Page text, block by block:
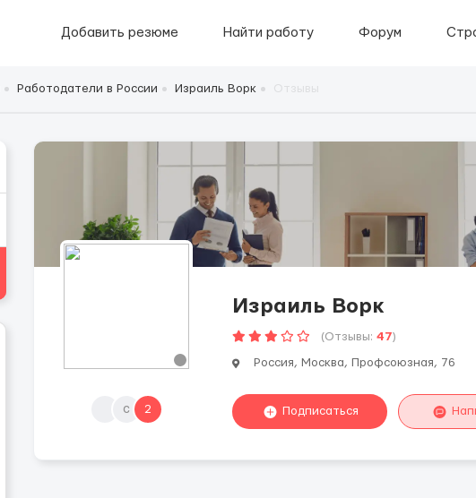
Добавить резюме Найти работу Форум
Работодатели в России Израиль Ворк
с 2
Израиль Ворк
(Отзывы: 47)
Россия, Москва, Профсоюзная, 76
Подписаться